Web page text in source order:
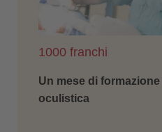
1000 franchi
Un mese di
oculistica